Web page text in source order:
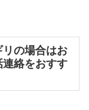
の場合はお
連絡をおすす